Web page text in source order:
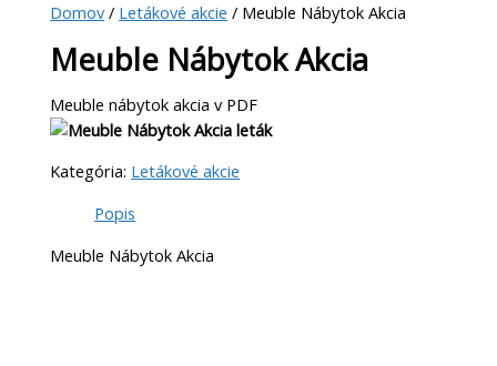
Domov/ Letákové akcie / Meuble Nábytok Akcia
Meuble Nábytok Akcia
Meuble nábytok akcia v PDF
Kategória: Letákové akcie
Popis
Meuble Nábytok Akcia